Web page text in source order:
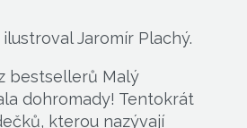
Jaromír Plachý.
bestsellerů Malý
dohromady! Tentokrát
kterou nazývají